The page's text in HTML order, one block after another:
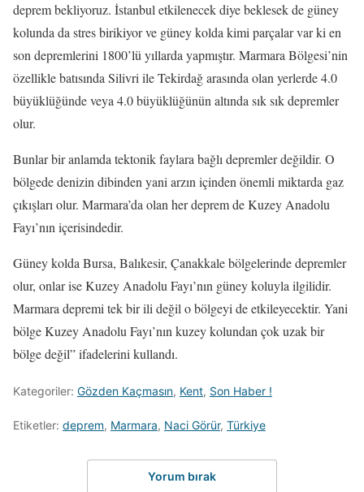
deprem bekliyoruz. İstanbul etkilenecek diye beklesek de güney
kolunda da stres birikiyor ve güney kolda kimi parçalar var ki en
son depremlerini 1800’lü yıllarda yapmıştır. Marmara Bölgesi’nin
özellikle batısında Silivri ile Tekirdağ arasında olan yerlerde 4.0
büyüklüğünde veya 4.0 büyüklüğünün altında sık sık depremler
olur.
Bunlar bir anlamda tektonik faylara bağlı depremler değildir. O
bölgede denizin dibinden yani arzın içinden önemli miktarda gaz
çıkışları olur. Marmara’da olan her deprem de Kuzey Anadolu
Fayı’nın içerisindedir.
Güney kolda Bursa, Balıkesir, Çanakkale bölgelerinde depremler
olur, onlar ise Kuzey Anadolu Fayı’nın güney koluyla ilgilidir.
Marmara depremi tek bir ili değil o bölgeyi de etkileyecektir. Yani
bölge Kuzey Anadolu Fayı’nın kuzey kolundan çok uzak bir
bölge değil” ifadelerini kullandı.
Kategoriler: Gözden Kaçmasın, Kent, Son Haber !
Etiketler: deprem, Marmara, Naci Görür, Türkiye
Yorum bırak